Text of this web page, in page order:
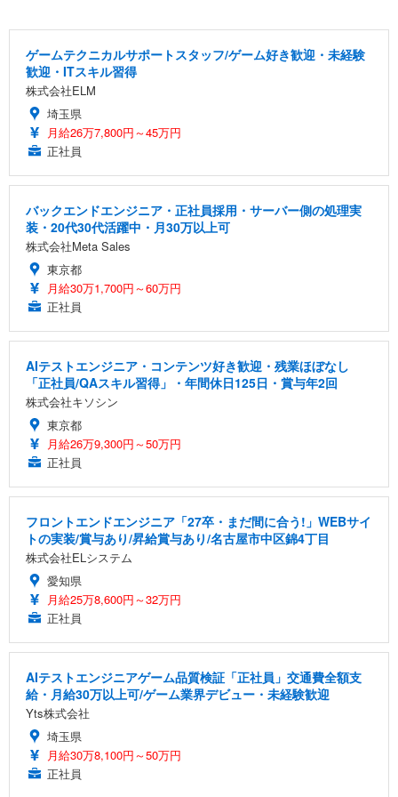
ゲームテクニカルサポートスタッフ/ゲーム好き歓迎・未経験
歓迎・ITスキル習得
株式会社ELM
埼玉県
月給26万7,800円～45万円
正社員
バックエンドエンジニア・正社員採用・サーバー側の処理実
装・20代30代活躍中・月30万以上可
株式会社Meta Sales
東京都
月給30万1,700円～60万円
正社員
AIテストエンジニア・コンテンツ好き歓迎・残業ほぼなし
「正社員/QAスキル習得」・年間休日125日・賞与年2回
株式会社キソシン
東京都
月給26万9,300円～50万円
正社員
フロントエンドエンジニア「27卒・まだ間に合う!」WEBサイ
トの実装/賞与あり/昇給賞与あり/名古屋市中区錦4丁目
株式会社ELシステム
愛知県
月給25万8,600円～32万円
正社員
AIテストエンジニアゲーム品質検証「正社員」交通費全額支
給・月給30万以上可/ゲーム業界デビュー・未経験歓迎
Yts株式会社
埼玉県
月給30万8,100円～50万円
正社員